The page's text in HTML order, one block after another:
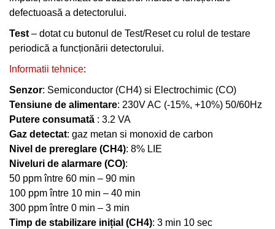
defectuoasă a detectorului.
Test – dotat cu butonul de Test/Reset cu rolul de testare
periodică a funcționării detectorului.
Informatii tehnice:
Senzor: Semiconductor (CH4) si Electrochimic (CO)
Tensiune de alimentare: 230V AC (-15%, +10%) 50/60Hz
Putere consumată : 3.2 VA
Gaz detectat: gaz metan si monoxid de carbon
Nivel de prereglare (CH4): 8% LIE
Niveluri de alarmare (CO):
50 ppm între 60 min – 90 min
100 ppm între 10 min – 40 min
300 ppm între 0 min – 3 min
Timp de stabilizare inițial (CH4): 3 min 10 sec